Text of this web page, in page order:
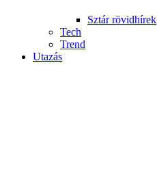
Sztár rövidhírek
Tech
Trend
Utazás